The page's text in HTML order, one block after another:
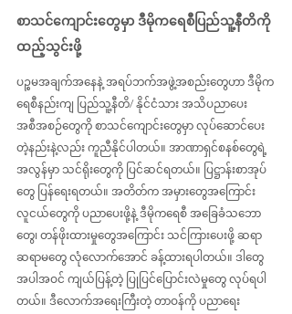
စာသင်ကျောင်းတွေမှာ ဒီမိုကရေစီပြည်သူ့နီတိကို
ထည့်သွင်းဖို့
ပဉ္စမအချက်အနေနဲ့ အရပ်ဘက်အဖွဲ့အစည်းတွေဟာ ဒီမိုက
ရေစီနည်းကျ ပြည်သူ့နီတိ/ နိုင်ငံသား အသိပညာပေး
အစီအစဉ်တွေကို စာသင်ကျောင်းတွေမှာ လုပ်ဆောင်ပေး
တဲ့နည်းနဲ့လည်း ကူညီနိုင်ပါတယ်။ အာဏာရှင်စနစ်တွေရဲ့
အလွန်မှာ သင်ရိုးတွေကို ပြင်ဆင်ရတယ်။ ပြဋ္ဌာန်းစာအုပ်
တွေ ပြန်ရေးရတယ်။ အတိတ်က အမှားတွေအကြောင်း
လူငယ်တွေကို ပညာပေးဖို့နဲ့ ဒီမိုကရေစီ အခြေခံသဘော
တွေ၊ တန်ဖိုးထားမှုတွေအကြောင်း သင်ကြားပေးဖို့ ဆရာ
ဆရာမတွေ လုံလောက်အောင် ခန့်ထားရပါတယ်။ ဒါတွေ
အပါအဝင် ကျယ်ပြန့်တဲ့ ပြုပြင်ပြောင်းလဲမှုတွေ လုပ်ရပါ
တယ်။ ဒီလောက်အရေးကြီးတဲ့ တာဝန်ကို ပညာရေး